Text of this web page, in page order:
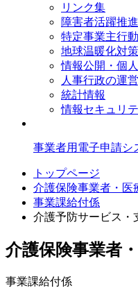
リンク集
障害者活躍推
特定事業主行
地球温暖化対
情報公開・個
人事行政の運
統計情報
情報セキュリ
事業者用電子申請シ
トップページ
介護保険事業者・医
事業課給付係
介護予防サービス・
介護保険事業者
事業課給付係